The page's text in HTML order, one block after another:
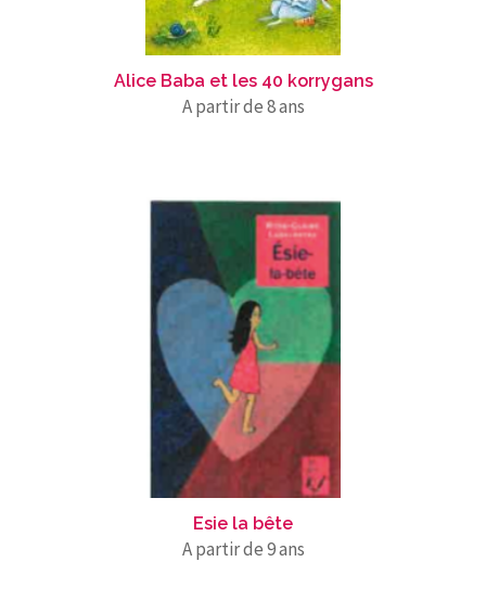
Alice Baba et les 40 korrygans
A partir de 8 ans
Esie la bête
A partir de 9 ans